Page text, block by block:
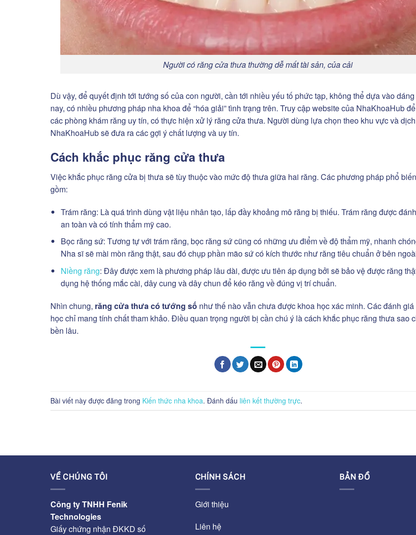
Người có răng cửa thưa thường dễ mất tài sản, của cải
Dù vậy, để quyết định tới tướng số của con người, cần tới nhiều yếu tố phức tạp, không thể dựa vào
nay, có nhiều phương pháp nha khoa để “hóa giải” tình trạng trên. Truy cập website của NhaKhoaHub
các phòng khám răng uy tín, có thực hiện xử lý răng cửa thưa. Người dùng lựa chọn theo khu vực và
NhaKhoaHub sẽ đưa ra các gợi ý chất lượng và uy tín.
Cách khắc phục răng cửa thưa
Việc khắc phục răng cửa bị thưa sẽ tùy thuộc vào mức độ thưa giữa hai răng. Các phương pháp phổ
gồm:
Trám răng: Là quá trình dùng vật liệu nhân tạo, lấp đầy khoảng mô răng bị thiếu. Trám răng được
an toàn và có tính thẩm mỹ cao.
Bọc răng sứ: Tương tự với trám răng, bọc răng sứ cũng có những ưu điểm về độ thẩm mỹ, nhanh
Nha sĩ sẽ mài mòn răng thật, sau đó chụp phần mão sứ có kích thước như răng tiêu chuẩn ở bên
Niềng răng: Đây được xem là phương pháp lâu dài, được ưu tiên áp dụng bởi sẽ bảo vệ được răng
dụng hệ thống mắc cài, dây cung và dây chun để kéo răng về đúng vị trí chuẩn.
Nhìn chung, răng cửa thưa có tướng số như thế nào vẫn chưa được khoa học xác minh. Các đánh
học chỉ mang tính chất tham khảo. Điều quan trọng người bị cần chú ý là cách khắc phục răng thưa sao
bền lâu.
Bài viết này được đăng trong Kiến thức nha khoa. Đánh dấu liên kết thường trực.
VỀ CHÚNG TÔI
Công ty TNHH Fenik
Technologies
Giấy chứng nhận ĐKKD số
CHÍNH SÁCH
Giới thiệu
Liên hệ
BẢN ĐỒ